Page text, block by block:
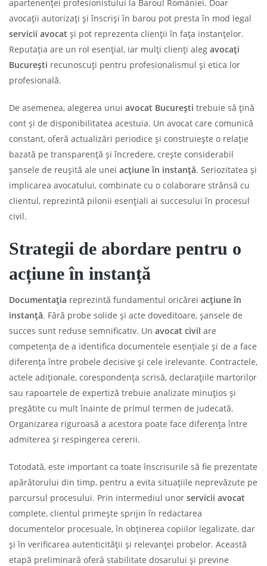
apartenenței profesionistului la Baroul României. Doar
avocații autorizați și înscriși în barou pot presta în mod legal
servicii avocat și pot reprezenta clienții în fața instanțelor.
Reputația are un rol esențial, iar mulți clienți aleg avocați
București recunoscuți pentru profesionalismul și etica lor
profesională.
De asemenea, alegerea unui avocat București trebuie să țină
cont și de disponibilitatea acestuia. Un avocat care comunică
constant, oferă actualizări periodice și construiește o relație
bazată pe transparență și încredere, crește considerabil
șansele de reușită ale unei acțiune în instanță. Seriozitatea și
implicarea avocatului, combinate cu o colaborare strânsă cu
clientul, reprezintă pilonii esențiali ai succesului în procesul
civil.
Strategii de abordare pentru o
acțiune în instanță
Documentația reprezintă fundamentul oricărei acțiune în
instanță. Fără probe solide și acte doveditoare, șansele de
succes sunt reduse semnificativ. Un avocat civil are
competența de a identifica documentele esențiale și de a face
diferența între probele decisive și cele irelevante. Contractele,
actele adiționale, corespondența scrisă, declarațiile martorilor
sau rapoartele de expertiză trebuie analizate minuțios și
pregătite cu mult înainte de primul termen de judecată.
Organizarea riguroasă a acestora poate face diferența între
admiterea și respingerea cererii.
Totodată, este important ca toate înscrisurile să fie prezentate
apărătorului din timp, pentru a evita situațiile neprevăzute pe
parcursul procesului. Prin intermediul unor servicii avocat
complete, clientul primește sprijin în redactarea
documentelor procesuale, în obținerea copiilor legalizate, dar
și în verificarea autenticității și relevanței probelor. Această
etapă preliminară oferă stabilitate dosarului și previne